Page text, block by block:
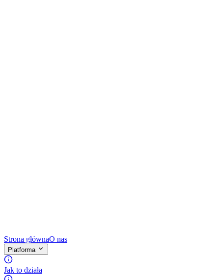
Strona głównaO nas
Platforma
Jak to działa